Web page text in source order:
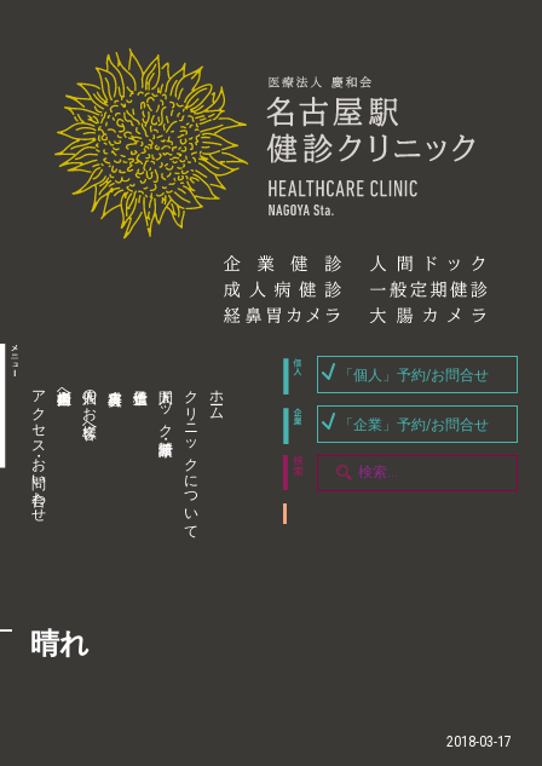
アクセス・お問い合わせ 企業内担当者様へ 個人のお客様へ 人間ドック・健康診断 クリニックについて ホーム
「個人」予約/お問合せ
「企業」予約/お問合せ
晴れ
2018-03-17